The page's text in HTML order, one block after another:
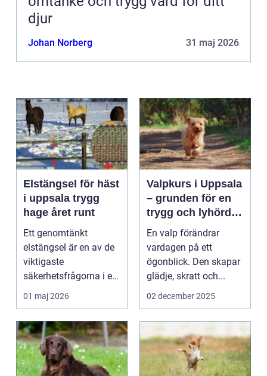
djur
Johan Norberg 31 maj 2026
Elstängsel för häst
i uppsala trygg
hage året runt
Ett genomtänkt
elstängsel är en av de
viktigaste
säkerhetsfrågorna i ett
häststall. Runt
Uppsala, me...
01 maj 2026
Valpkurs i Uppsala
– grunden för en
trygg och lyhörd
hund
En valp förändrar
vardagen på ett
ögonblick. Den skapar
glädje, skratt och...
02 december 2025